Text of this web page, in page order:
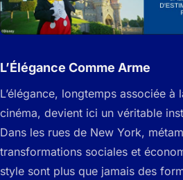
L’Élégance Comme Arme
L’élégance, longtemps associée
cinéma, devient ici un véritable
Dans les rues de New York,
transformations sociales et
style sont plus que jamais des